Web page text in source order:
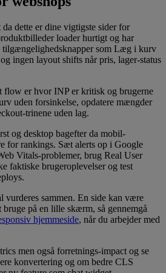
dette er dine vigtigste sider for
loader hurtigt og har
tilgængelighedsknapper som Læg i kurv
ingen layout shifts når pris, lager-status
flow er hvor INP er kritisk og brugerne
uden forsinkelse, opdatere mængder
trinene uden lag.
og desktop bagefter da mobil-
for rankings. Sæt alerts op i Google
Vitals-problemer, brug Real User
faktiske brugeroplevelser og test
vurderes sammen. En side kan være
på en lille skærm, så gennemgå
hjemmeside, når du arbejder med
men også forretnings-impact og se
konvertering og om bedre CLS